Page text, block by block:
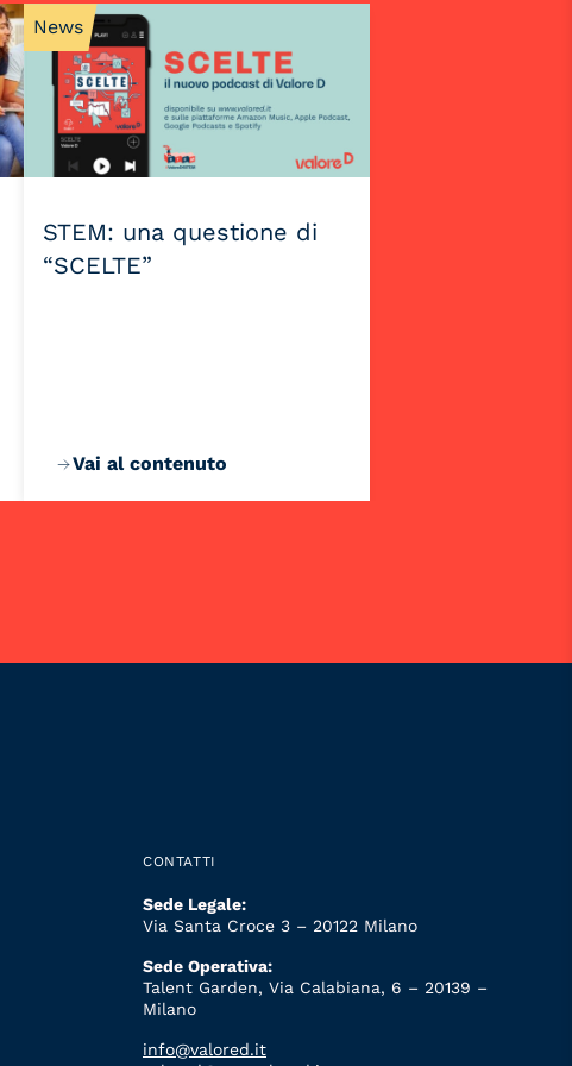
News
STEM: una questione di
“SCELTE”
Vai al contenuto
CONTATTI
Sede Legale:
Via Santa Croce 3 – 20122 Milano
Sede Operativa:
Talent Garden, Via Calabiana, 6 – 20139 –
Milano
info@valored.it